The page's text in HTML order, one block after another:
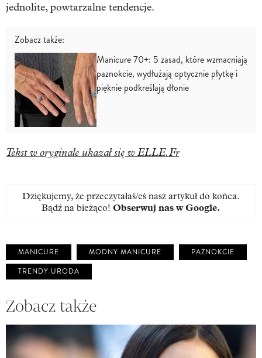
jednolite, powtarzalne tendencje.
Zobacz także:
Manicure 70+: 5 zasad, które wzmacniają
paznokcie, wydłużają optycznie płytkę i
pięknie podkreślają dłonie
Tekst w oryginale ukazał się w ELLE.Fr
Dziękujemy, że przeczytałaś/eś nasz artykuł do końca.
Bądź na bieżąco! Obserwuj nas w Google.
MANICURE MODNY MANICURE
PAZNOKCIE
TRENDY URODA
Zobacz także